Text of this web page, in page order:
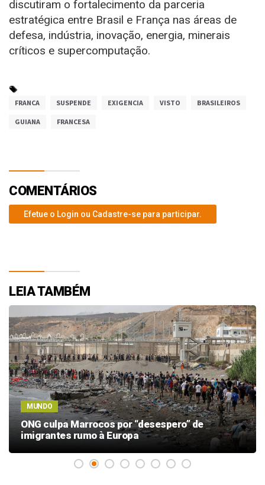
discutiram o fortalecimento da parceria
estratégica entre Brasil e França nas áreas de
defesa, indústria, inovação, energia, minerais
críticos e supercomputação.
FRANCA SUSPENDE EXIGENCIA VISTO BRASILEIROS
GUIANA FRANCESA
COMENTÁRIOS
Efetue o Login ou Cadastre-se para participar.
LEIA TAMBÉM
MUNDO
ONG culpa Marrocos por “desespero” de
imigrantes rumo à Europa